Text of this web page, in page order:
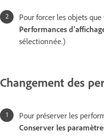
Pour forcer les objets
Performances
sélectionnée.)
Changement des
Pour préserver les
Conserver les